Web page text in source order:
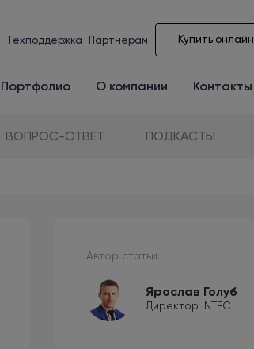
Техподдержка Партнерам Купить онлайн
Портфолио О компании Контакты
ВОПРОС-ОТВЕТ ПОДКАСТЫ
Автор статьи:
Ярослав Голуб
Директор INTEC